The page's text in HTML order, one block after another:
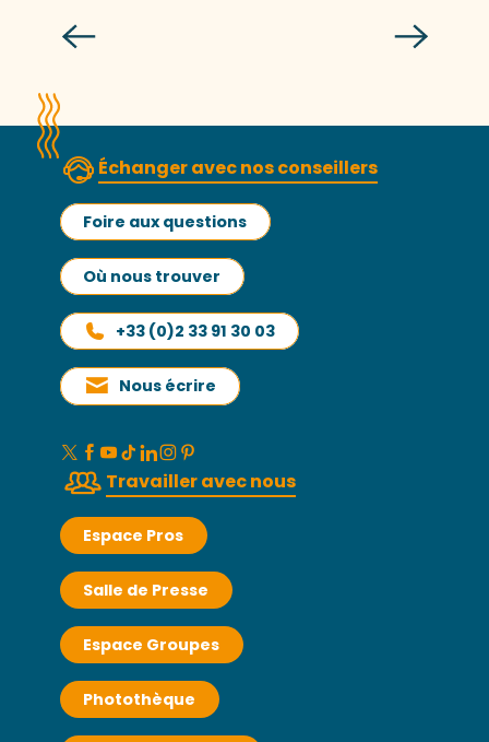
Échanger avec nos conseillers
Foire aux questions
Où nous trouver
+33 (0)2 33 91 30 03
Nous écrire
Travailler avec nous
Espace Pros
Salle de Presse
Espace Groupes
Photothèque